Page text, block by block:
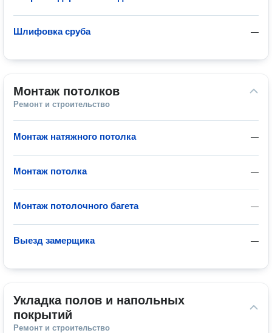
—
Шлифовка сруба
Монтаж потолков
Ремонт и строительство
—
Монтаж натяжного потолка
—
Монтаж потолка
—
Монтаж потолочного багета
—
Выезд замерщика
Укладка полов и напольных
покрытий
Ремонт и строительство